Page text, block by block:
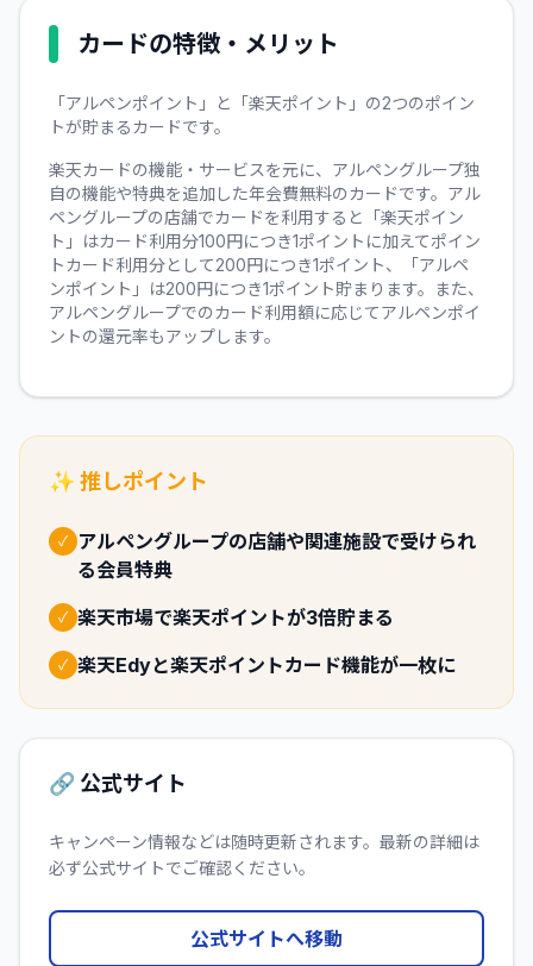
カードの特徴・メリット
「アルペンポイント」と「楽天ポイント」の2つのポイン
トが貯まるカードです。
楽天カードの機能・サービスを元に、アルペングループ独
自の機能や特典を追加した年会費無料のカードです。アル
ペングループの店舗でカードを利用すると「楽天ポイン
ト」はカード利用分100円につき1ポイントに加えてポイン
トカード利用分として200円につき1ポイント、「アルペ
ンポイント」は200円につき1ポイント貯まります。また、
アルペングループでのカード利用額に応じてアルペンポイ
ントの還元率もアップします。
✨ 推しポイント
✓
アルペングループの店舗や関連施設で受けられ
る会員特典
✓ 楽天市場で楽天ポイントが3倍貯まる
✓ 楽天Edyと楽天ポイントカード機能が一枚に
🔗 公式サイト
キャンペーン情報などは随時更新されます。最新の詳細は
必ず公式サイトでご確認ください。
公式サイトへ移動